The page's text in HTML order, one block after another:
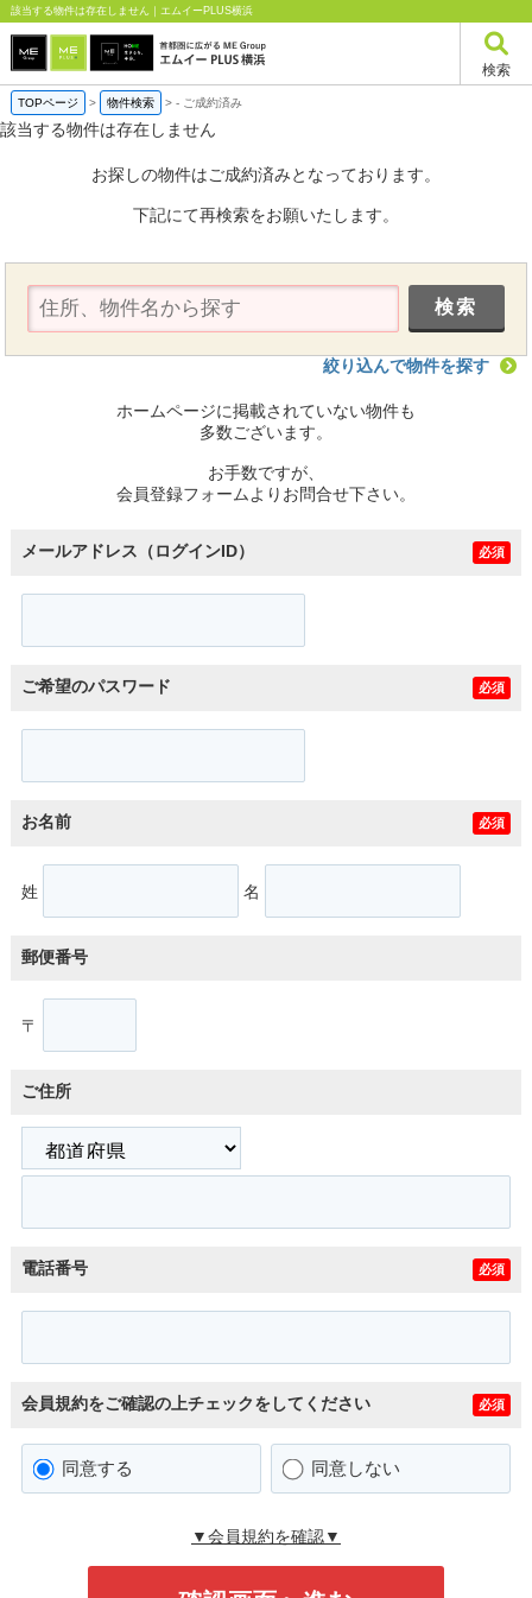
該当する物件は存在しません｜エムイーPLUS横浜
検索
TOPページ > 物件検索 >- ご成約済み
該当する物件は存在しません
お探しの物件はご成約済みとなっております。
下記にて再検索をお願いたします。
絞り込んで物件を探す
ホームページに掲載されていない物件も
多数ございます。
お手数ですが、
会員登録フォームよりお問合せ下さい。
メールアドレス（ログインID） 必須
ご希望のパスワード 必須
お名前 必須
姓 名
郵便番号
〒
ご住所
電話番号 必須
会員規約をご確認の上チェックをしてください 必須
同意する 同意しない
▼会員規約を確認▼